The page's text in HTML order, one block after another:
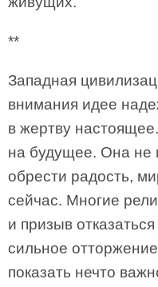
**
Западная
внимания идее
в жертву
на будущее. Она не
обрести радость,
сейчас. Многие
и призыв
сильное
показать нечто